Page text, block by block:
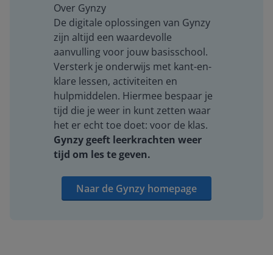
Over Gynzy
De digitale oplossingen van Gynzy
zijn altijd een waardevolle
aanvulling voor jouw basisschool.
Versterk je onderwijs met kant-en-
klare lessen, activiteiten en
hulpmiddelen. Hiermee bespaar je
tijd die je weer in kunt zetten waar
het er echt toe doet: voor de klas.
Gynzy geeft leerkrachten weer
tijd om les te geven.
Naar de Gynzy homepage